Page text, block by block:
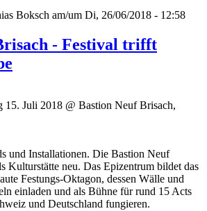
Boksch am/um Di, 26/06/2018 - 12:58
- Festival trifft
15. Juli 2018 @ Bastion Neuf Brisach,
und Installationen. Die Bastion Neuf
Kulturstätte neu. Das Epizentrum bildet das
Festungs-Oktagon, dessen Wälle und
einladen und als Bühne für rund 15 Acts
und Deutschland fungieren.